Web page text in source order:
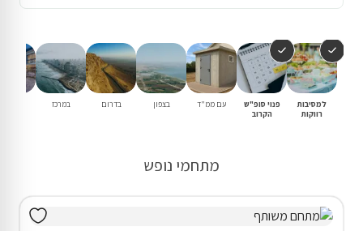
למסיבות
רווקות
פנוי סופ"ש
הקרוב
עם ממ"ד בצפון בדרום במרכז
מתחמי נופש